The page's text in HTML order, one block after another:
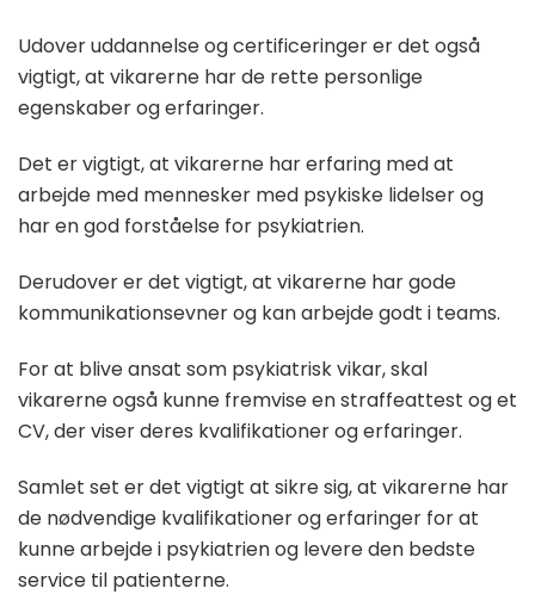
Udover uddannelse og certificeringer er det også
vigtigt, at vikarerne har de rette personlige
egenskaber og erfaringer.
Det er vigtigt, at vikarerne har erfaring med at
arbejde med mennesker med psykiske lidelser og
har en god forståelse for psykiatrien.
Derudover er det vigtigt, at vikarerne har gode
kommunikationsevner og kan arbejde godt i teams.
For at blive ansat som psykiatrisk vikar, skal
vikarerne også kunne fremvise en straffeattest og et
CV, der viser deres kvalifikationer og erfaringer.
Samlet set er det vigtigt at sikre sig, at vikarerne har
de nødvendige kvalifikationer og erfaringer for at
kunne arbejde i psykiatrien og levere den bedste
service til patienterne.